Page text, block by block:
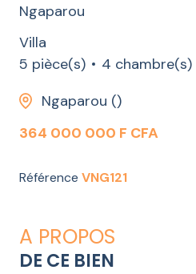
Ngaparou
Villa
5 pièce(s)
4 chambre(s)
Ngaparou ()
364 000 000 F CFA
Référence VNG121
A PROPOS
DE CE BIEN